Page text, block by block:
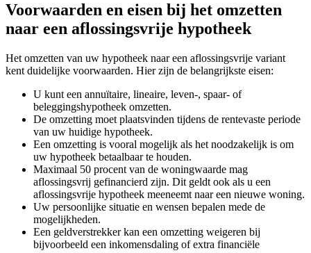
Voorwaarden en eisen bij het omzetten
naar een aflossingsvrije hypotheek
Het omzetten van uw hypotheek naar een aflossingsvrije variant
kent duidelijke voorwaarden. Hier zijn de belangrijkste eisen:
U kunt een annuïtaire, lineaire, leven-, spaar- of
beleggingshypotheek omzetten.
De omzetting moet plaatsvinden tijdens de rentevaste periode
van uw huidige hypotheek.
Een omzetting is vooral mogelijk als het noodzakelijk is om
uw hypotheek betaalbaar te houden.
Maximaal 50 procent van de woningwaarde mag
aflossingsvrij gefinancierd zijn. Dit geldt ook als u een
aflossingsvrije hypotheek meeneemt naar een nieuwe woning.
Uw persoonlijke situatie en wensen bepalen mede de
mogelijkheden.
Een geldverstrekker kan een omzetting weigeren bij
bijvoorbeeld een inkomensdaling of extra financiële